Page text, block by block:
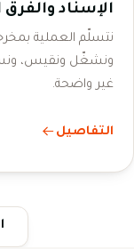
الإسناد
نتسلّم العملية
ونشغّل ونقيس،
غير واضحة.
التفاصيل